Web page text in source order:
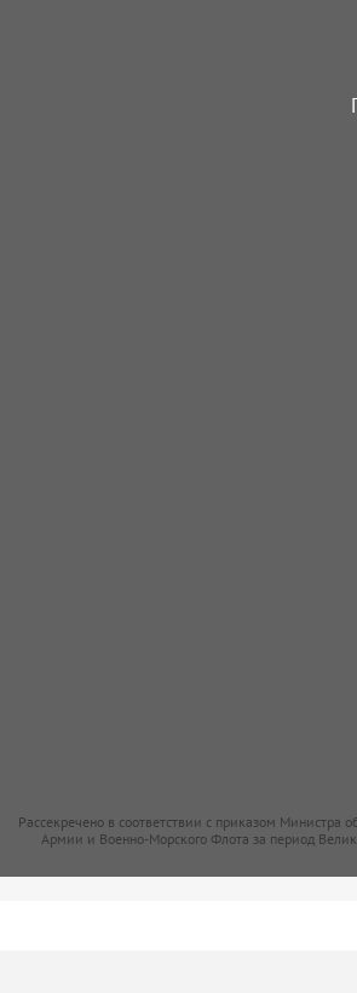
Рассекречено в соответствии с приказом
Армии и Военно-Морского Флота за период